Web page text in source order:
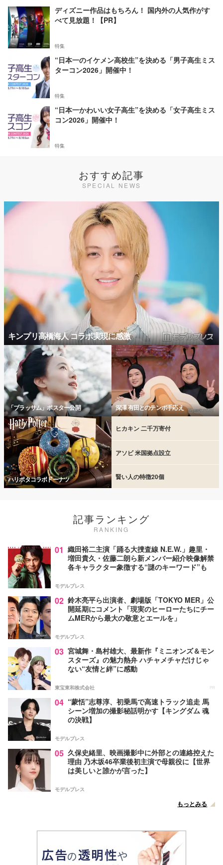
ディズニー作品はもちろん！ 国内外の人気作がす
べて見放題！【PR】
特集
“日本一のイケメン高校生”を決める「男子高生ミス
ターコン2026」開催中！
特集
“日本一かわいい女子高生”を決める「女子高生ミス
コン2026」開催中！
特集
おすすめ記事
SPECIAL NEWS
キンプリ高橋海人 コラボ実現に感激
「ブラッサム」ポスター公開 深澤 有田とのテンポ手応え
ハリポタコラボドーナツ
ヒカキン 二千万寄付
アソビ 米国拠点設立
賢い人の特徴20個
記事ランキング
RANKING
01 織田裕二主演「踊る大捜査線 N.E.W.」趣里・
増田貴久・佐藤二朗ら新メンバー紹介映像解禁
各キャラクター象徴する“謎のキーワード”も
モデルプレス
02 鈴木亮平ら出演者、劇場版「TOKYO MER」公
開延期にコメント「現実のヒーローたちにチー
ムMERから最大の敬意とエールを」
モデルプレス
03 宮城舞・島村雄大、最新作『ミニオンズ＆モン
スターズ』の魅力熱弁 ハチャメチャだけじゃ
ない“友情と絆”に感動
東宝東和株式会社 PR
04 “蒙恬”志尊淳、初乗馬で高速トラック追走 馬
シーン増加の撮影秘話明かす【キングダム 魂
の決戦】
モデルプレス
05 久保史緒里、映画撮影中に外部との連絡控えた
理由 乃木坂46卒業後初主演で母親役に【世界
は美しいと誰かが言った】
モデルプレス
もっとみる